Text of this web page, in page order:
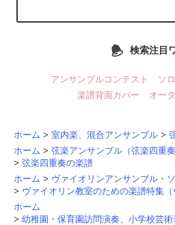
検索注目
アンサンブルコンテスト ソ
楽譜背面カバー
オー
ホーム > 室内楽、混合アンサンブル >
ホーム > 弦楽アンサンブル（弦楽四重
> 弦楽四重奏の楽譜
ホーム > ヴァイオリンアンサンブル・
> ヴァイオリン教室のための楽譜特集（
ホーム
> 幼稚園・保育園訪問演奏、小学校芸